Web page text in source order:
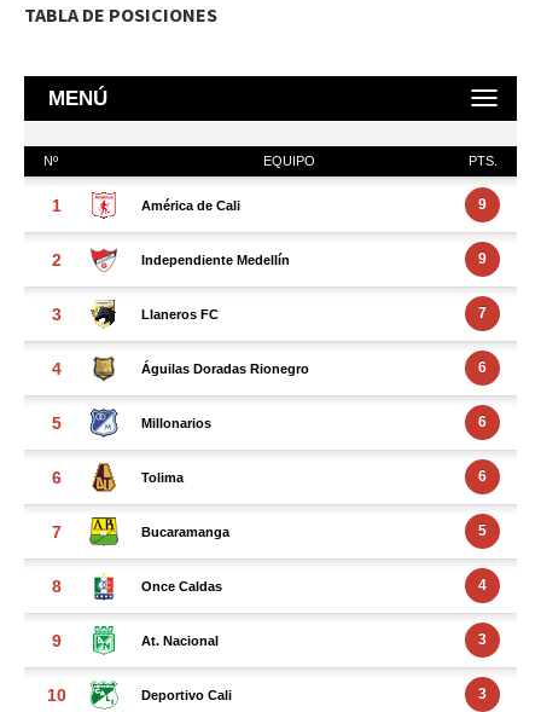
TABLA DE POSICIONES